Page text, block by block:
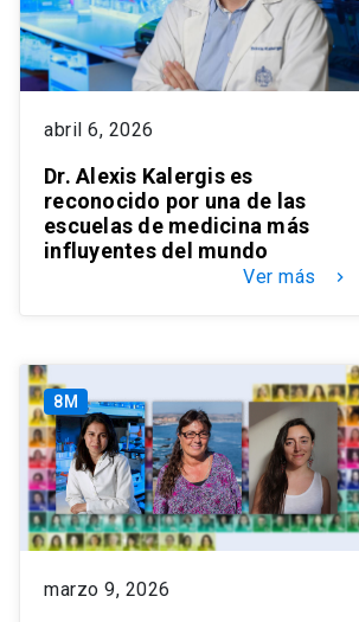
abril 6, 2026
Dr. Alexis Kalergis es
reconocido por una de las
escuelas de medicina más
influyentes del mundo
Ver más keyboard_arrow_right
8M
marzo 9, 2026